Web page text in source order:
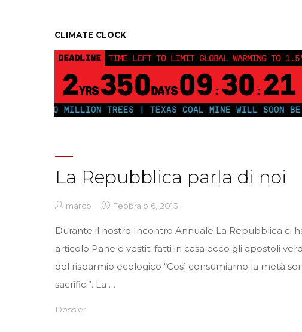
CLIMATE CLOCK
DEADLINE TIME LEFT TO LIMIT GLOBAL WARMING TO
2YRS350DAYS 09 : 30 : 21
PLANT 250 MILLION TREES | TEXAS COAL MINE WILL SOON BE
La Repubblica parla di noi
marco Febbraio 6, 2013
Durante il nostro Incontro Annuale La Repubblica ci
articolo Pane e vestiti fatti in casa ecco gli apostoli
del risparmio ecologico “Così consumiamo la metà
sacrifici”. La …
Dossier